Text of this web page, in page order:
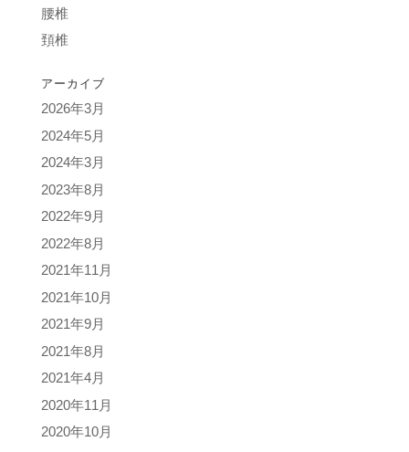
腰椎
頚椎
アーカイブ
2026年3月
2024年5月
2024年3月
2023年8月
2022年9月
2022年8月
2021年11月
2021年10月
2021年9月
2021年8月
2021年4月
2020年11月
2020年10月